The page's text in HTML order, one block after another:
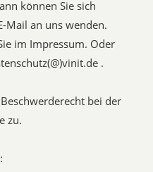
können Sie sich
Mail an uns wenden.
im Impressum. Oder
.
bei der
zu.